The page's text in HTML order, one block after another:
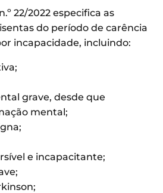
22/2022 especifica as
do período de carência
incapacidade, incluindo:
grave, desde que
mental;
e incapacitante;